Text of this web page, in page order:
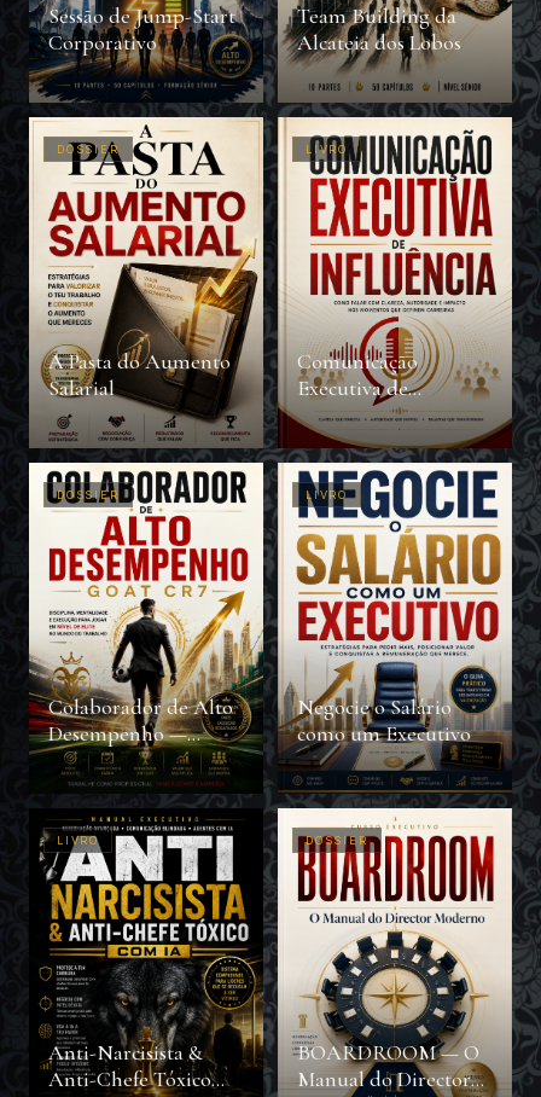
Sessão de Jump-Start
Corporativo
Team Building da
Alcateia dos Lobos
DOSSIER
A Pasta do Aumento
Salarial
LIVRO
Comunicação
Executiva de
Influência
DOSSIER
Colaborador de Alto
Desempenho —
GOAT CR7
LIVRO
Negocie o Salário
como um Executivo
LIVRO
Anti-Narcisista &
Anti-Chefe Tóxico
DOSSIER
BOARDROOM — O
Manual do Director